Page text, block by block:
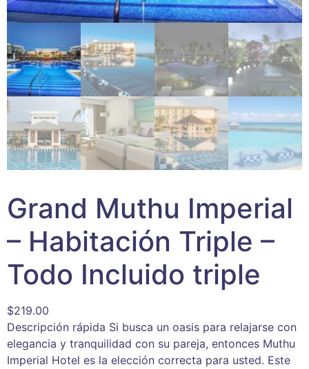
Grand Muthu Imperial
– Habitación Triple –
Todo Incluido triple
$219.00
Descripción rápida Si busca un oasis para relajarse con
elegancia y tranquilidad con su pareja, entonces Muthu
Imperial Hotel es la elección correcta para usted. Este